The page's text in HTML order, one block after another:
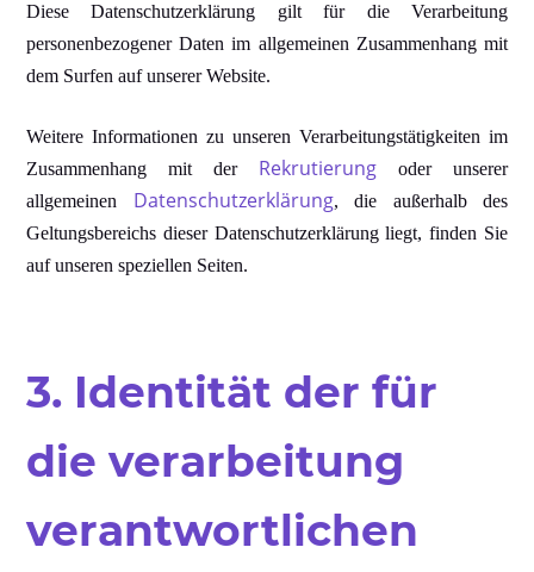
Diese Datenschutzerklärung gilt für die Verarbeitung
personenbezogener Daten im allgemeinen Zusammenhang mit
dem Surfen auf unserer Website.
Weitere Informationen zu unseren Verarbeitungstätigkeiten im
Zusammenhang mit der Rekrutierung
oder unserer
allgemeinen Datenschutzerklärung, die außerhalb des
Geltungsbereichs dieser Datenschutzerklärungliegt, finden Sie
auf unseren speziellen Seiten.
3. Identität der für
die verarbeitung
verantwortlichen